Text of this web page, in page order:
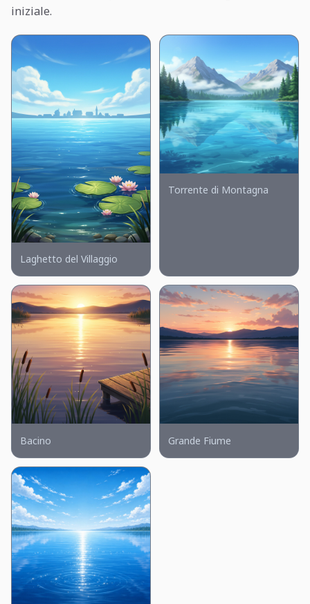
iniziale.
Laghetto del Villaggio
Torrente di Montagna
Bacino Grande Fiume